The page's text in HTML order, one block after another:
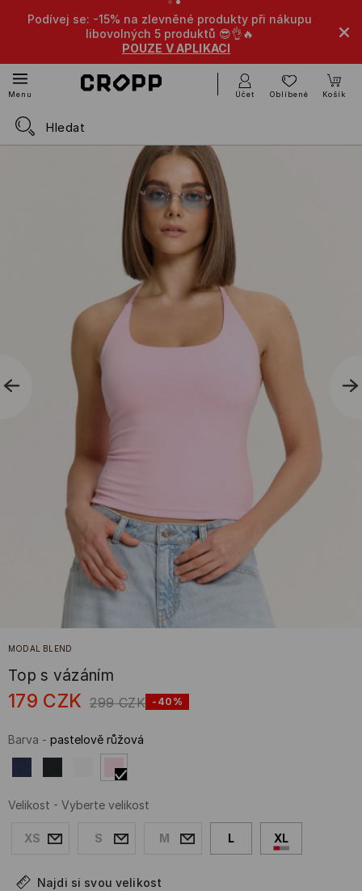
-10% na
-15% na zlevněné produkty při nákupu
5 produktů 😎👌🔥
POUZE V APLIKACI
Menu Účet Oblíbené Košík
MODAL BLEND
Top s vázáním
179 CZK 299 CZK -40%
Barva - pastelově růžová
Velikost - Vyberte velikost
XS S M L XL
Najdi si svou velikost